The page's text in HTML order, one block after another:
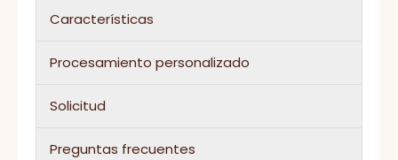
Características
Procesamiento personalizado
Solicitud
Preguntas frecuentes